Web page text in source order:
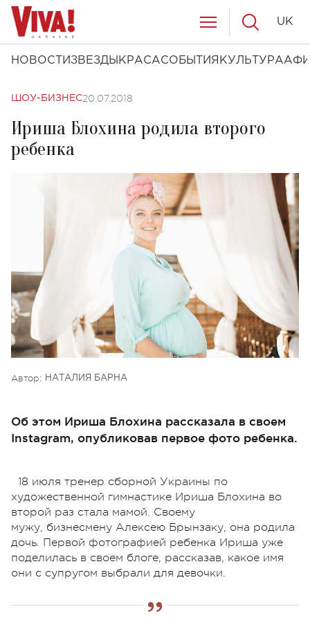
НОВОСТИ ЗВЕЗДЫ КРАСАСОБЫТИЯ КУЛЬТУРА
UK
ШОУ-БИЗНЕС20.07.2018
Ириша Блохина родила второго
ребенка
Автор: НАТАЛИЯ БАРНА
Об этом Ириша Блохина рассказала в своем
Instagram, опубликовав первое фото ребенка.
18 июля тренер сборной Украины по
художественной гимнастике Ириша Блохина во
второй раз стала мамой. Своему
мужу, бизнесмену Алексею Брынзаку, она родила
дочь. Первой фотографией ребенка Ириша уже
поделилась в своем блоге, рассказав, какое имя
они с супругом выбрали для девочки.